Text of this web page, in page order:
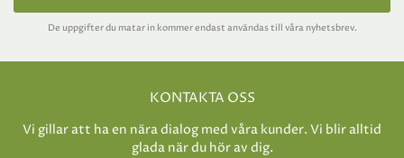
De uppgifter du matar in kommer endast användas till våra nyhetsbrev.
KONTAKTA OSS
Vi gillar att ha en nära dialog med våra kunder. Vi blir alltid
glada när du hör av dig.